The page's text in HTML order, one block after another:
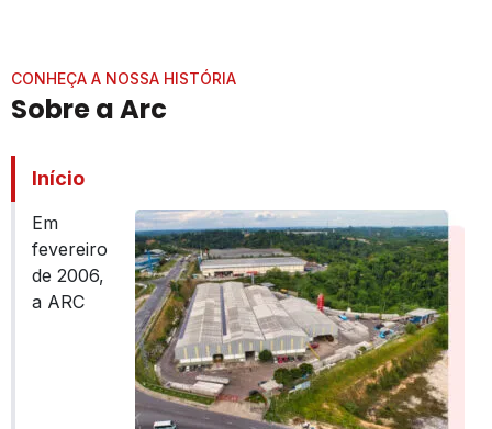
CONHEÇA A NOSSA HISTÓRIA
Sobre a Arc
Início
Em
fevereiro
de 2006,
a ARC